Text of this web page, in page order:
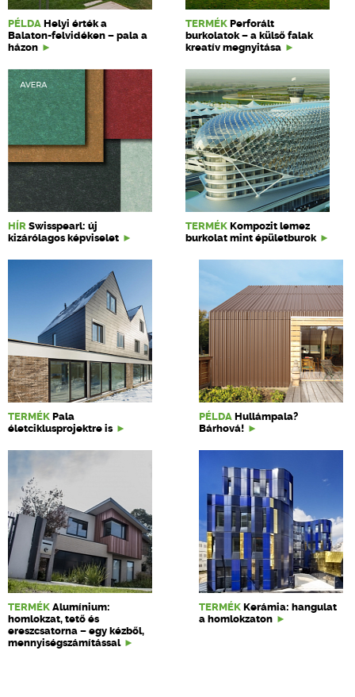
PÉLDA Helyi érték a
Balaton-felvidéken – pala a
házon
TERMÉK Perforált
burkolatok – a külső falak
kreatív megnyitása
HÍR Swisspearl: új
kizárólagos képviselet
TERMÉK Kompozit lemez
burkolat mint épületburok
TERMÉK Pala
életciklusprojektre is
PÉLDA Hullámpala?
Bárhová!
TERMÉK Alumínium:
homlokzat, tető és
ereszcsatorna – egy kézből,
mennyiségszámítással
TERMÉK Kerámia: hangulat
a homlokzaton